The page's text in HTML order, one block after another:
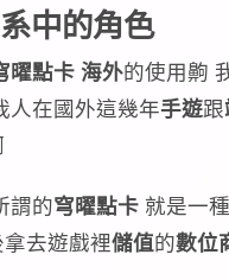
中的角色
曜點卡 海外的使用齁
人在國外這幾年手遊跟
謂的穹曜點卡 就是一
去遊戲裡儲值的數位